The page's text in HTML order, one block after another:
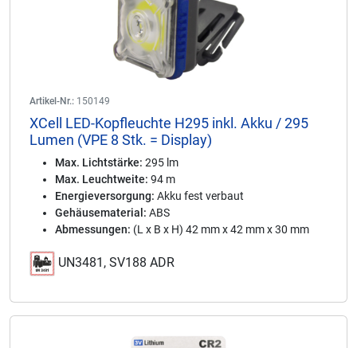
Artikel-Nr.: 150149
XCell LED-Kopfleuchte H295 inkl. Akku / 295
Lumen (VPE 8 Stk. = Display)
Max. Lichtstärke: 295 lm
Max. Leuchtweite: 94 m
Energieversorgung: Akku fest verbaut
Gehäusematerial: ABS
Abmessungen: (L x B x H) 42 mm x 42 mm x 30 mm
UN3481, SV188 ADR